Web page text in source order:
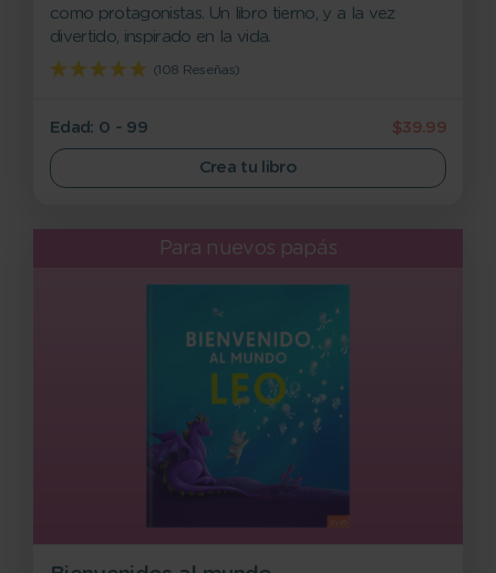
como protagonistas. Un libro tierno, y a la vez
divertido, inspirado en la vida.
(108 Reseñas)
$39.99
Edad: 0 - 99
Crea tu libro
Para nuevos papás